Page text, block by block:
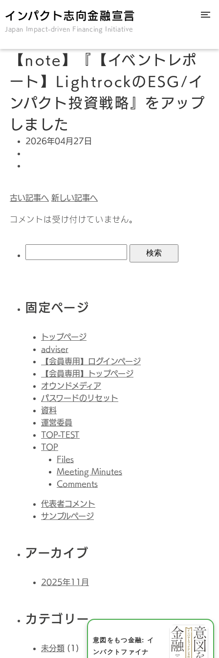
インパクト志向金融宣言
Japan Impact-driven Financing Initiative
【note】『【イベントレポ
ート】LightrockのESG/イ
ンパクト投資戦略』をアップ
しました
2026年04月27日
古い記事へ 新しい記事へ
コメントは受け付けていません。
固定ページ
トップページ
adviser
【会員専用】ログインページ
【会員専用】トップページ
オウンドメディア
パスワードのリセット
資料
運営委員
TOP-TEST
TOP
Files
Meeting Minutes
Comments
代表者コメント
サンプルページ
アーカイブ
2025年11月
カテゴリー
未分類 (1)
意図をもつ金融: イ
ンパクトファイナ